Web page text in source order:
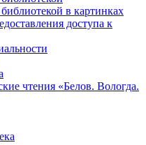
в картинках
доступа к
чтения «Белов. Вологда.